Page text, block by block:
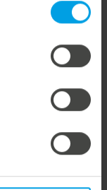
Wir bieten mit dem Unterstiftegitter eine spezialisierte Werkzeuglösung für höchste Anforderungen im Ausbrechprozess. Insbesondere bei anspruchsvollen Verpackungszuschnitten sorgt das System für stabile Abläufe und eine zuverlässige Entfernung selbst kleinster Abfallteile über den gesamten Produktionsprozess hinweg – vom ersten bis zum letzten Bogen.